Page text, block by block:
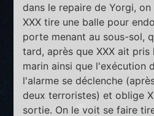
dans le repaire de Yorgi,
XXX tire une balle pour
porte menant au sous-sol,
tard, après que XXX ait
marin ainsi que l'exécution
l'alarme se déclenche
deux terroristes) et oblige
sortie. On le voit se faire